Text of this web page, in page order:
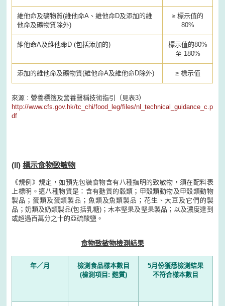
維他命及礦物質(維他命A、維他命D及添加的維
他命及礦物質除外)
≥ 標示值的
80%
維他命A及維他命D (包括添加的)
標示值的80%
至 180%
添加的維他命及礦物質(維他命A及維他命D除外) ≥ 標示值
來源 : 營養標籤及營養聲稱技術指引（見表3）
http://www.cfs.gov.hk/tc_chi/food_leg/files/nl_technical_guidance_c.p
df
(II)標示食物致敏物
《規例》規定，如預先包裝食物含有八種指明的致敏物，須在配料表
上標明。這八種物質是：含有麩質的穀類；甲殼類動物及甲殼類動物
製品；蛋類及蛋類製品；魚類及魚類製品；花生、大豆及它們的製
品；奶類及奶類製品(包括乳糖)；木本堅果及堅果製品；以及濃度達到
或超過百萬分之十的亞硫酸鹽。
食物致敏物檢測結果
年／月
檢測食品樣本數目
(檢測項目: 麩質)
5月份獲悉檢測結果
不符合樣本數目